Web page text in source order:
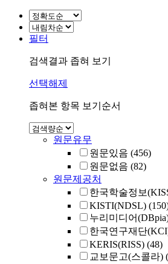
필터
검색결과 좁혀 보기
선택해제
좁혀본 항목 보기순서
원문유무
원문있음 (456)
원문없음 (82)
원문제공처
한국학술정보
KISTI(NDSL)
누리미디어
한국연구재단
KERIS(RISS) (48)
교보문고(스콜라)